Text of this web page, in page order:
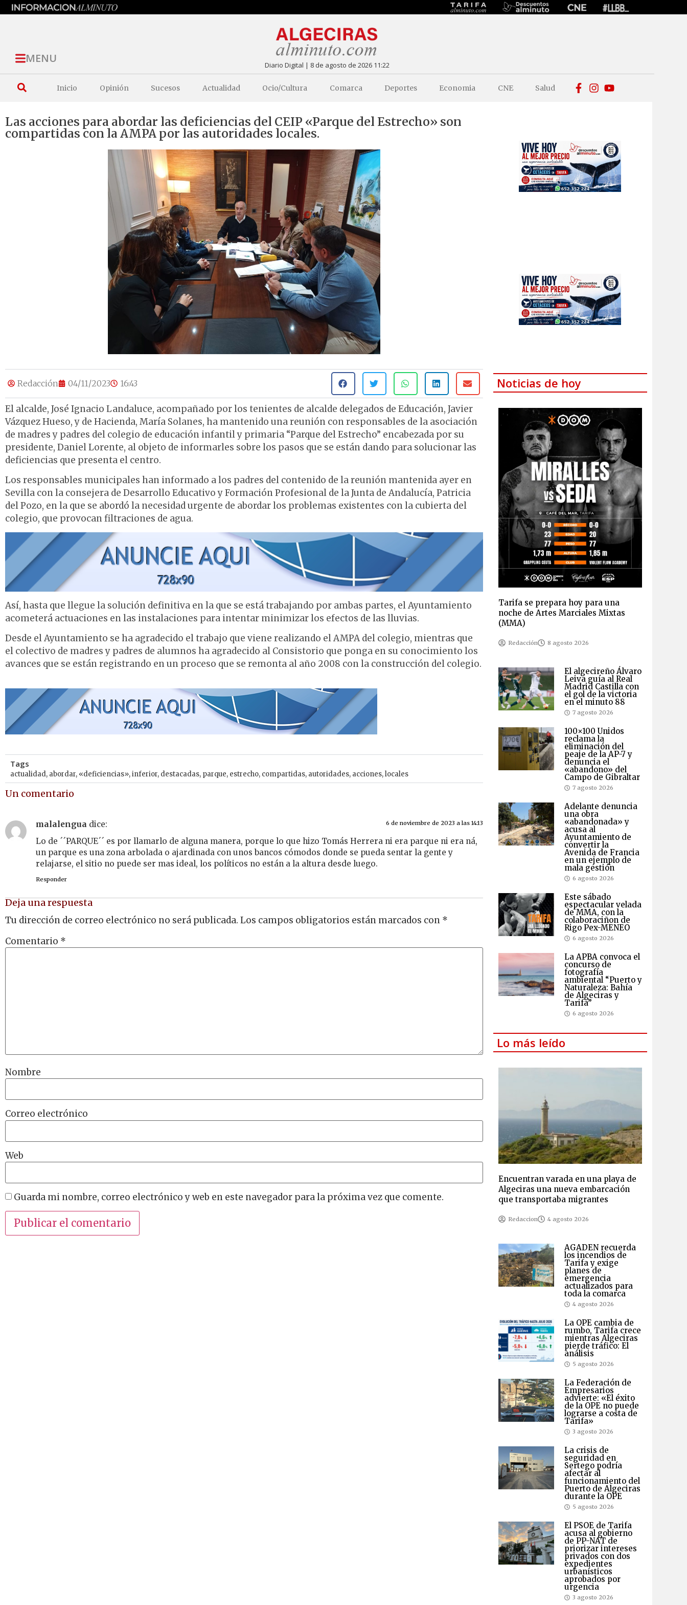
MENU Diario Digital | 8 de agosto de 2026 11:22
Inicio Opinión Sucesos Actualidad Ocio/Cultura Comarca Deportes Economia CNE Salud
Las acciones para abordar las deficiencias del CEIP «Parque del Estrecho» son
compartidas con la AMPA por las autoridades locales.
Redacción 04/11/2023 16:43
El alcalde, José Ignacio Landaluce, acompañado por los tenientes de alcalde delegados de Educación, Javier
Vázquez Hueso, y de Hacienda, María Solanes, ha mantenido una reunión con responsables de la asociación
de madres y padres del colegio de educación infantil y primaria “Parque del Estrecho” encabezada por su
presidente, Daniel Lorente, al objeto de informarles sobre los pasos que se están dando para solucionar las
deficiencias que presenta el centro.
Los responsables municipales han informado a los padres del contenido de la reunión mantenida ayer en
Sevilla con la consejera de Desarrollo Educativo y Formación Profesional de la Junta de Andalucía, Patricia
del Pozo, en la que se abordó la necesidad urgente de abordar los problemas existentes con la cubierta del
colegio, que provocan filtraciones de agua.
Así, hasta que llegue la solución definitiva en la que se está trabajando por ambas partes, el Ayuntamiento
acometerá actuaciones en las instalaciones para intentar minimizar los efectos de las lluvias.
Desde el Ayuntamiento se ha agradecido el trabajo que viene realizando el AMPA del colegio, mientras que
el colectivo de madres y padres de alumnos ha agradecido al Consistorio que ponga en su conocimiento los
avances que se están registrando en un proceso que se remonta al año 2008 con la construcción del colegio.
Tags
actualidad, abordar, «deficiencias»,inferior, destacadas, parque, estrecho, compartidas, autoridades, acciones,locales
Un comentario
malalengua dice: 6 de noviembre de 2023 a las 14:13
Lo de ´´PARQUE´´ es por llamarlo de alguna manera, porque lo que hizo Tomás Herrera ni era parque ni era ná,
un parque es una zona arbolada o ajardinada con unos bancos cómodos donde se pueda sentar la gente y
relajarse, el sitio no puede ser mas ideal, los políticos no están a la altura desde luego.
Responder
Deja una respuesta
Tu dirección de correo electrónico no será publicada. Los campos obligatorios están marcados con *
Comentario *
Nombre
Correo electrónico
Web
Guarda mi nombre, correo electrónico y web en este navegador para la próxima vez que comente.
Noticias de hoy
Tarifa se prepara hoy para una
noche de Artes Marciales Mixtas
(MMA)
Redacción 8 agosto 2026
El algecireño Álvaro
Leiva guía al Real
Madrid Castilla con
el gol de la victoria
en el minuto 88
7 agosto 2026
100×100 Unidos
reclama la
eliminación del
peaje de la AP-7 y
denuncia el
«abandono» del
Campo de Gibraltar
7 agosto 2026
Adelante denuncia
una obra
«abandonada» y
acusa al
Ayuntamiento de
convertir la
Avenida de Francia
en un ejemplo de
mala gestión
6 agosto 2026
Este sábado
espectacular velada
de MMA, con la
colaboraciñon de
Rigo Pex-MENEO
6 agosto 2026
La APBA convoca el
concurso de
fotografía
ambiental “Puerto y
Naturaleza: Bahía
de Algeciras y
Tarifa”
6 agosto 2026
Lo más leído
Encuentran varada en una playa de
Algeciras una nueva embarcación
que transportaba migrantes
Redaccion 4 agosto 2026
AGADEN recuerda
los incendios de
Tarifa y exige
planes de
emergencia
actualizados para
toda la comarca
4 agosto 2026
La OPE cambia de
rumbo, Tarifa crece
mientras Algeciras
pierde tráfico: El
análisis
5 agosto 2026
La Federación de
Empresarios
advierte: «El éxito
de la OPE no puede
lograrse a costa de
Tarifa»
3 agosto 2026
La crisis de
seguridad en
Sertego podría
afectar al
funcionamiento del
Puerto de Algeciras
durante la OPE
5 agosto 2026
El PSOE de Tarifa
acusa al gobierno
de PP-NAT de
priorizar intereses
privados con dos
expedientes
urbanísticos
aprobados por
urgencia
3 agosto 2026